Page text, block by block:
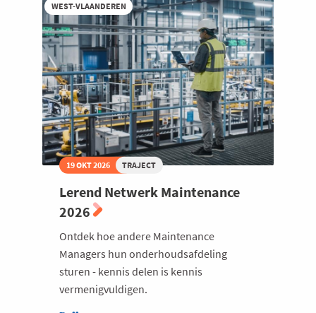
WEST-VLAANDEREN
19 OKT 2026 TRAJECT
Lerend Netwerk Maintenance
2026
Ontdek hoe andere Maintenance
Managers hun onderhoudsafdeling
sturen - kennis delen is kennis
vermenigvuldigen.